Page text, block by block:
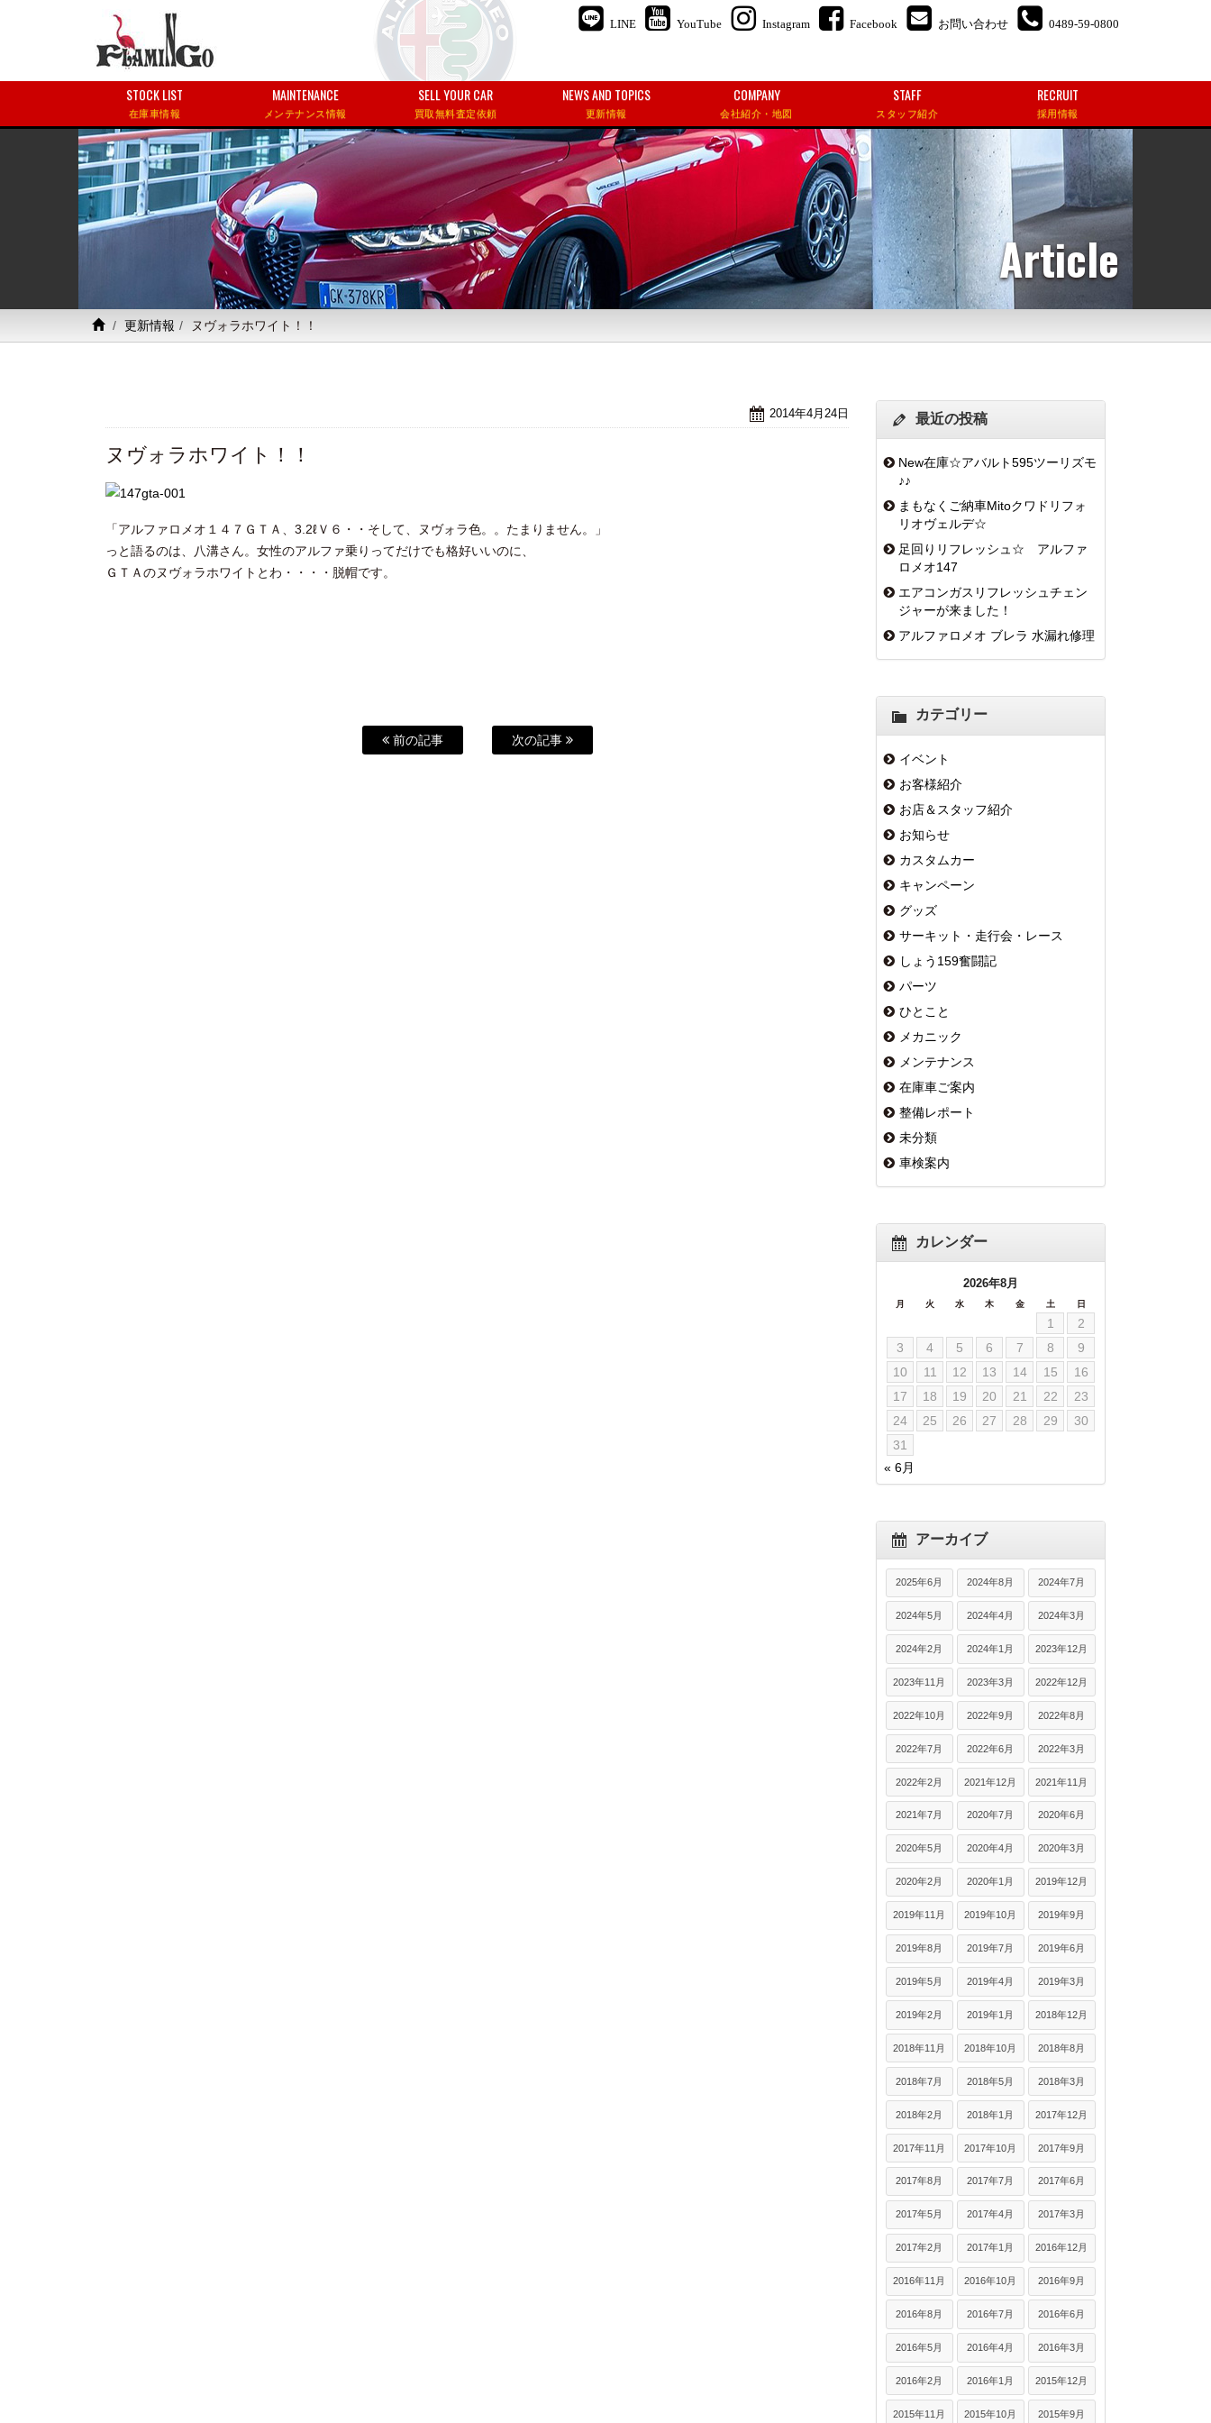
LINE YouTube Instagram Facebook お問い合わせ 0489-59-0800
STOCK LIST
在庫車情報
MAINTENANCE
メンテナンス情報
SELL YOUR CAR
買取無料査定依頼
NEWS AND TOPICS
更新情報
COMPANY
会社紹介・地図
STAFF
スタッフ紹介
RECRUIT
採用情報
Article
更新情報 ヌヴォラホワイト！！
2014年4月24日
ヌヴォラホワイト！！
「アルファロメオ１４７ＧＴＡ、3.2ℓＶ６・・そして、ヌヴォラ色。。たまりません。」
っと語るのは、八溝さん。女性のアルファ乗りってだけでも格好いいのに、
ＧＴＡのヌヴォラホワイトとわ・・・・脱帽です。
前の記事 次の記事
最近の投稿
New在庫☆アバルト595ツーリズモ
♪♪
まもなくご納車Mitoクワドリフォ
リオヴェルデ☆
足回りリフレッシュ☆ アルファ
ロメオ147
エアコンガスリフレッシュチェン
ジャーが来ました！
アルファロメオ ブレラ 水漏れ修理
カテゴリー
イベント
お客様紹介
お店＆スタッフ紹介
お知らせ
カスタムカー
キャンペーン
グッズ
サーキット・走行会・レース
しょう159奮闘記
パーツ
ひとこと
メカニック
メンテナンス
在庫車ご案内
整備レポート
未分類
車検案内
カレンダー
2026年8月
月 火 水 木 金 土 日
1
2
3
4 5 6 7 8
9
10
11 12 13 14 15
16
17
18 19 20 21 22
23
24
25 26 27 28 29
30
31
« 6月
アーカイブ
2025年6月 2024年8月 2024年7月
2024年5月 2024年4月 2024年3月
2024年2月 2024年1月 2023年12月
2023年11月 2023年3月 2022年12月
2022年10月 2022年9月 2022年8月
2022年7月 2022年6月 2022年3月
2022年2月 2021年12月 2021年11月
2021年7月 2020年7月 2020年6月
2020年5月 2020年4月 2020年3月
2020年2月 2020年1月 2019年12月
2019年11月 2019年10月 2019年9月
2019年8月 2019年7月 2019年6月
2019年5月 2019年4月 2019年3月
2019年2月 2019年1月 2018年12月
2018年11月 2018年10月 2018年8月
2018年7月 2018年5月 2018年3月
2018年2月 2018年1月 2017年12月
2017年11月 2017年10月 2017年9月
2017年8月 2017年7月 2017年6月
2017年5月 2017年4月 2017年3月
2017年2月 2017年1月 2016年12月
2016年11月 2016年10月 2016年9月
2016年8月 2016年7月 2016年6月
2016年5月 2016年4月 2016年3月
2016年2月 2016年1月 2015年12月
2015年11月 2015年10月 2015年9月